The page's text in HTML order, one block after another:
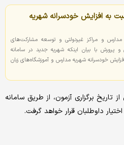
به افزایش خودسرانه شهریه
مدارس و مراکز غیردولتی و توسعه مشارکت‌های
پرورش با بیان اینکه شهریه جدید در سامانه
خودسرانه شهریه مدارس و آموزشگاه‌های زبان
تاریخ برگزاری آزمون، از طریق سامانه